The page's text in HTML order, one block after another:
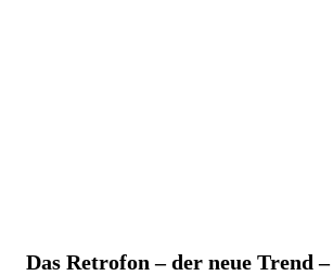
Das Retrofon – der neue Trend